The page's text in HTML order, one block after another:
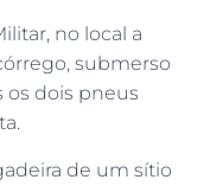
no local a
submerso
os dois pneus
de um sítio